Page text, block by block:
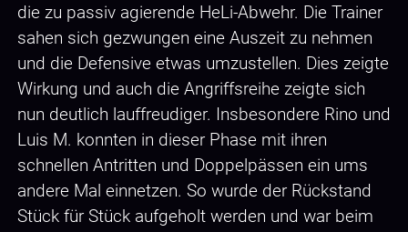
die zu passiv agierende HeLi-Abwehr. Die Trainer
sahen sich gezwungen eine Auszeit zu nehmen
und die Defensive etwas umzustellen. Dies zeigte
Wirkung und auch die Angriffsreihe zeigte sich
nun deutlich lauffreudiger. Insbesondere Rino und
Luis M. konnten in dieser Phase mit ihren
schnellen Antritten und Doppelpässen ein ums
andere Mal einnetzen. So wurde der Rückstand
Stück für Stück aufgeholt werden und war beim